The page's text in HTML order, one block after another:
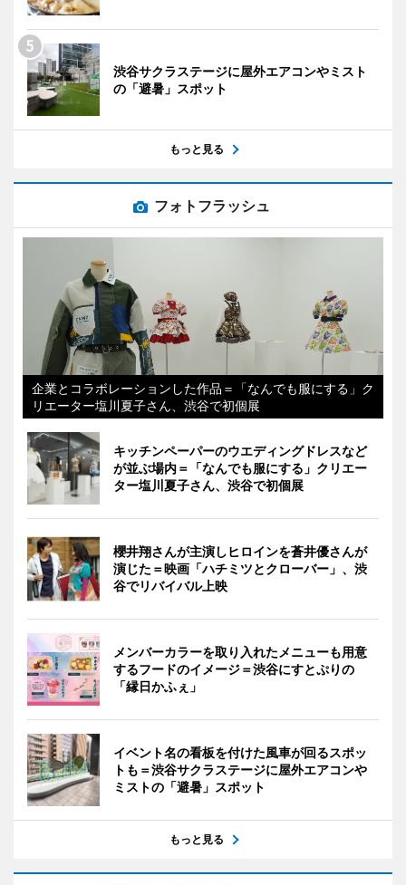
渋谷サクラステージに屋外エアコンやミスト
の「避暑」スポット
もっと見る
フォトフラッシュ
企業とコラボレーションした作品＝「なんでも服にする」ク
リエーター塩川夏子さん、渋谷で初個展
キッチンペーパーのウエディングドレスなど
が並ぶ場内＝「なんでも服にする」クリエー
ター塩川夏子さん、渋谷で初個展
櫻井翔さんが主演しヒロインを蒼井優さんが
演じた＝映画「ハチミツとクローバー」、渋
谷でリバイバル上映
メンバーカラーを取り入れたメニューも用意
するフードのイメージ＝渋谷にすとぷりの
「縁日かふぇ」
イベント名の看板を付けた風車が回るスポッ
トも＝渋谷サクラステージに屋外エアコンや
ミストの「避暑」スポット
もっと見る